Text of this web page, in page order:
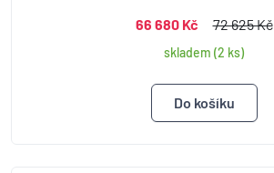
66 680 Kč 72 625 Kč
skladem (2 ks)